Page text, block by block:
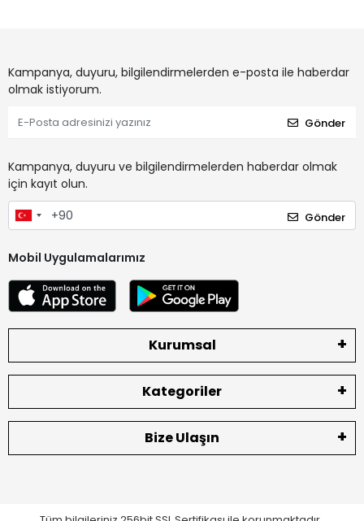
Kampanya, duyuru, bilgilendirmelerden e-posta ile haberdar
olmak istiyorum.
Gönder
Kampanya, duyuru ve bilgilendirmelerden haberdar olmak
için kayıt olun.
Gönder
Mobil Uygulamalarımız
Kurumsal
Kategoriler
Bize Ulaşın